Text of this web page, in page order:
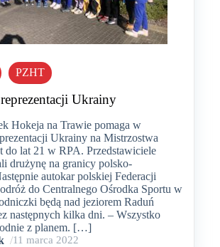
PZHT
Ukrainy
Hokeja na Trawie pomaga w
Ukrainy na Mistrzostwa
do lat 21 w RPA. Przedstawiciele
drużynę na granicy polsko-
autokar polskiej Federacji
do Centralnego Ośrodka Sportu w
będą nad jeziorem Raduń
następnych kilka dni. – Wszystko
z planem. […]
/11 marca 2022